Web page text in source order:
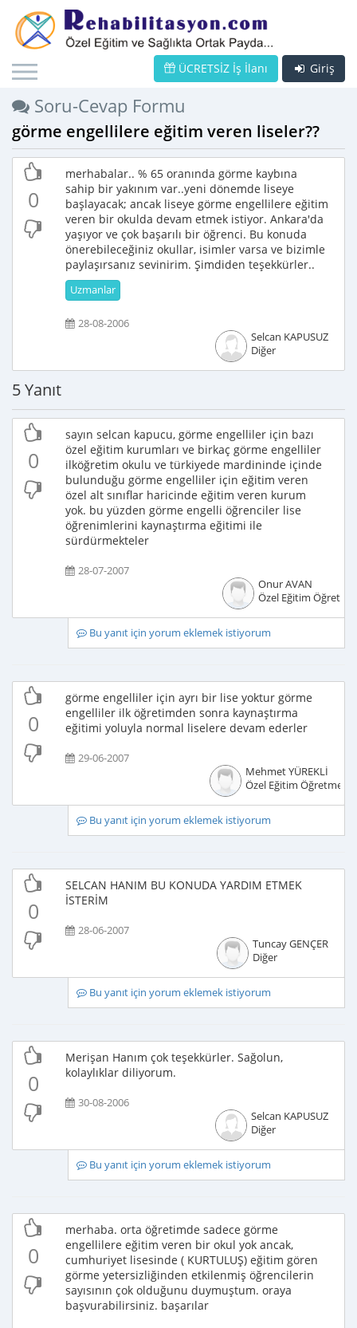
Giriş
ÜCRETSİZ İş İlanı
Soru-Cevap Formu
görme engellilere eğitim veren liseler??
0
merhabalar.. % 65 oranında görme kaybına
sahip bir yakınım var..yeni dönemde liseye
başlayacak; ancak liseye görme engellilere eğitim
veren bir okulda devam etmek istiyor. Ankara'da
yaşıyor ve çok başarılı bir öğrenci. Bu konuda
önerebileceğiniz okullar, isimler varsa ve bizimle
paylaşırsanız sevinirim. Şimdiden teşekkürler..
Uzmanlar
28-08-2006
Selcan KAPUSUZ
Diğer
5 Yanıt
0
sayın selcan kapucu, görme engelliler için bazı
özel eğitim kurumları ve birkaç görme engelliler
ilköğretim okulu ve türkiyede mardininde içinde
bulunduğu görme engelliler için eğitim veren
özel alt sınıflar haricinde eğitim veren kurum
yok. bu yüzden görme engelli öğrenciler lise
öğrenimlerini kaynaştırma eğitimi ile
sürdürmekteler
28-07-2007
Onur AVAN
Özel Eğitim
Bu yanıt için yorum eklemek istiyorum
0
görme engelliler için ayrı bir lise yoktur görme
engelliler ilk öğretimden sonra kaynaştırma
eğitimi yoluyla normal liselere devam ederler
29-06-2007
Mehmet YÜREKLİ
Özel Eğitim Öğretmeni
Bu yanıt için yorum eklemek istiyorum
0
SELCAN HANIM BU KONUDA YARDIM ETMEK
İSTERİM
28-06-2007
Tuncay GENÇER
Diğer
Bu yanıt için yorum eklemek istiyorum
0
Merişan Hanım çok teşekkürler. Sağolun,
kolaylıklar diliyorum.
30-08-2006
Selcan KAPUSUZ
Diğer
Bu yanıt için yorum eklemek istiyorum
0
merhaba. orta öğretimde sadece görme
engellilere eğitim veren bir okul yok ancak,
cumhuriyet lisesinde ( KURTULUŞ) eğitim gören
görme yetersizliğinden etkilenmiş öğrencilerin
sayısının çok olduğunu duymuştum. oraya
başvurabilirsiniz. başarılar